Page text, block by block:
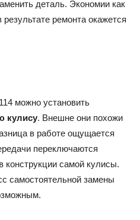
деталь. Экономии как
ремонта окажется
можно установить
кулису. Внешне они похожи
в работе ощущается
переключаются
самой кулисы.
самостоятельной замены